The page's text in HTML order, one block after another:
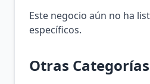
Este negocio aún no ha
específicos.
Otras Categorías